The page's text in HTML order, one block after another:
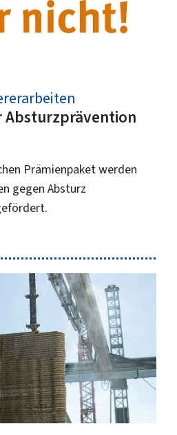
Absturzprävention
Prämienpaket werden
gegen Absturz